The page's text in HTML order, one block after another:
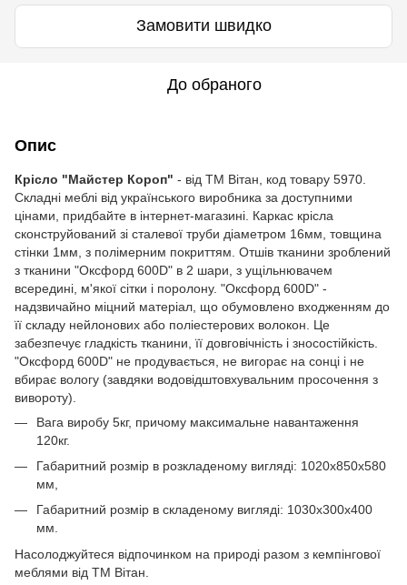
Замовити швидко
До обраного
Опис
Крісло "Майстер Короп" - від ТМ Вітан, код товару 5970.
Складні меблі від українського виробника за доступними
цінами, придбайте в інтернет-магазині. Каркас крісла
сконструйований зі сталевої труби діаметром 16мм, товщина
стінки 1мм, з полімерним покриттям. Отшів тканини зроблений
з тканини "Оксфорд 600D" в 2 шари, з ущільнювачем
всередині, м'якої сітки і поролону. "Оксфорд 600D" -
надзвичайно міцний матеріал, що обумовлено входженням до
її складу нейлонових або поліестерових волокон. Це
забезпечує гладкість тканини, її довговічність і зносостійкість.
"Оксфорд 600D" не продувається, не вигорає на сонці і не
вбирає вологу (завдяки водовідштовхувальним просочення з
вивороту).
Вага виробу 5кг, причому максимальне навантаження
120кг.
Габаритний розмір в розкладеному вигляді: 1020х850х580
мм,
Габаритний розмір в складеному вигляді: 1030х300х400
мм.
Насолоджуйтеся відпочинком на природі разом з кемпінгової
меблями від ТМ Вітан.